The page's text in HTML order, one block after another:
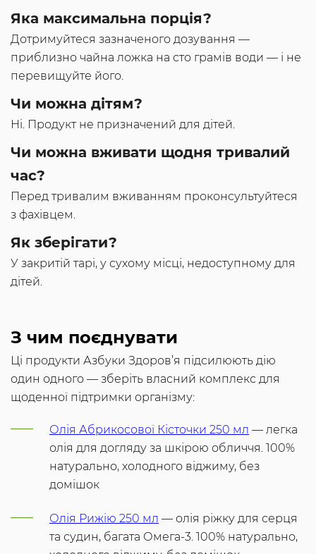
Яка максимальна порція?
Дотримуйтеся зазначеного дозування —
приблизно чайна ложка на сто грамів води — і не
перевищуйте його.
Чи можна дітям?
Ні. Продукт не призначений для дітей.
Чи можна вживати щодня тривалий
час?
Перед тривалим вживанням проконсультуйтеся
з фахівцем.
Як зберігати?
У закритій тарі, у сухому місці, недоступному для
дітей.
З чим поєднувати
Ці продукти Азбуки Здоров’я підсилюють дію
один одного — зберіть власний комплекс для
щоденної підтримки організму:
Олія Абрикосової Кісточки 250 мл — легка
олія для догляду за шкірою обличчя. 100%
натурально, холодного віджиму, без
домішок
Олія Рижію 250 мл — олія ріжку для серця
та судин, багата Омега-3. 100% натурально,